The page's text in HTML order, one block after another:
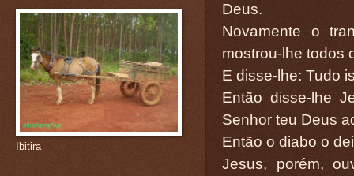
Deus.
Novamente o
mostrou-lhe todos
E disse-lhe: Tudo
Então disse-lhe
Senhor teu Deus
Então o diabo o
Jesus, porém,
Ibitira